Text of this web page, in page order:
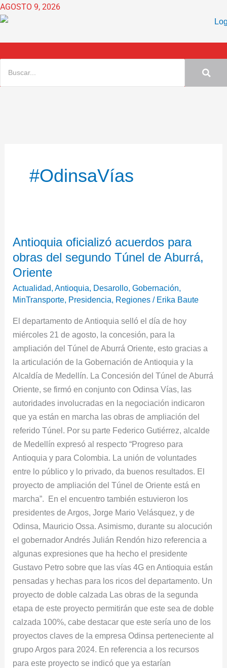
Ir
al
AGOSTO 9, 2026
#OdinsaVías
Antioquia oficializó acuerdos para
obras del segundo Túnel de Aburrá,
Oriente
Actualidad,Antioquia, Desarollo,Gobernación,
MinTransporte, Presidencia, Regiones / Erika Baute
El departamento de Antioquia selló el día de hoy
miércoles 21 de agosto, la concesión, para la
ampliación del Túnel de Aburrá Oriente, esto gracias a
la articulación de la Gobernación de Antioquia y la
Alcaldía de Medellín. La Concesión del Túnel de Aburrá
Oriente, se firmó en conjunto con Odinsa Vías, las
autoridades involucradas en la negociación indicaron
que ya están en marcha las obras de ampliación del
referido Túnel. Por su parte Federico Gutiérrez, alcalde
de Medellín expresó al respecto “Progreso para
Antioquia y para Colombia. La unión de voluntades
entre lo público y lo privado, da buenos resultados. El
proyecto de ampliación del Túnel de Oriente está en
marcha”. En el encuentro también estuvieron los
presidentes de Argos, Jorge Mario Velásquez, y de
Odinsa, Mauricio Ossa. Asimismo, durante su alocución
el gobernador Andrés Julián Rendón hizo referencia a
algunas expresiones que ha hecho el presidente
Gustavo Petro sobre que las vías 4G en Antioquia están
pensadas y hechas para los ricos del departamento. Un
proyecto de doble calzada Las obras de la segunda
etapa de este proyecto permitirán que este sea de doble
calzada 100%, cabe destacar que este sería uno de los
proyectos claves de la empresa Odinsa perteneciente al
grupo Argos para 2024. En referencia a los recursos
para este proyecto se indicó que ya estarían
oficializó
acuerdos
para
obras
del
Túnel
de
Aburrá,
Oriente